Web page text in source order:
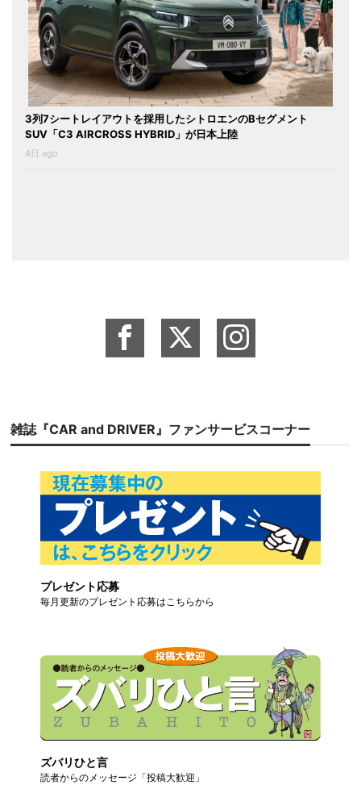
3列7シートレイアウトを採用したシトロエンのBセグメント
SUV「C3 AIRCROSS HYBRID」が日本上陸
4日 ago
雑誌『CAR and DRIVER』ファンサービスコーナー
プレゼント応募
毎月更新のプレゼント応募はこちらから
ズバリひと言
読者からのメッセージ「投稿大歓迎」